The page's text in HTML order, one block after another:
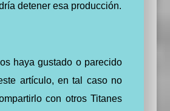
detener esa producción.
haya gustado o parecido
artículo, en tal caso no
con otros Titanes